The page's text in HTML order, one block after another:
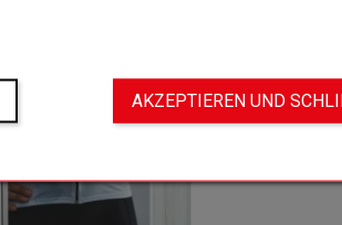
AKZEPTIEREN UND